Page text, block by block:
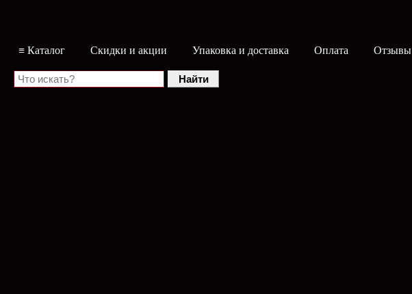
≡ Каталог Скидки и акции Упаковка и доставка Оплата Отзывы